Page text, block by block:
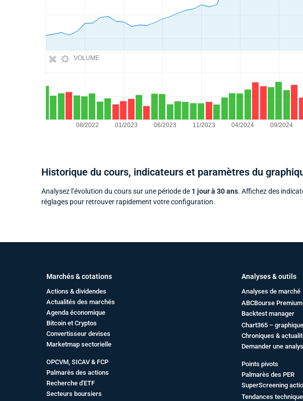
VOLUME
Historique du cours, indicateurs et paramètres du
Analysez l’évolution du cours sur une période de 1 jour à 30 ans. Affichez des
réglages pour retrouver rapidement votre configuration.
Marchés & cotations
Actions & dividendes
Actualités des marchés
Agenda économique
Bitcoin et Cryptos
Convertisseur devises
Marketmap sectorielle
OPCVM, SICAV & FCP
Palmarès des actions
Recherche d'ETF
Secteurs boursiers
Analyses & outils
Analyses de marché
ABCBourse Premium
Backtest manager
Chart365 –
Chroniques &
Demander une
Points pivots
Palmarès des PER
SuperScreening
Tendances